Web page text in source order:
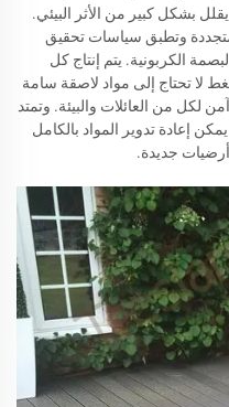
بشكل كبير من الأثر البيئي.
وتطبق سياسات تحقيق
الكربونية. يتم إنتاج كل
لا تحتاج إلى مواد لاصقة سامة
لكل من العائلات والبيئة. وتمتد
إعادة تدوير المواد بالكامل
جديدة.